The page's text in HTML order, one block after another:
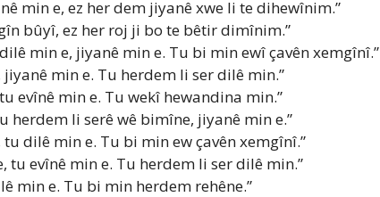
min e, ez her dem jiyanê xwe li te dihewînim.”
bûyî, ez her roj ji bo te bêtir dimînim.”
min e, jiyanê min e. Tu bi min ewî çavên xemgînî.”
jiyanê min e. Tu herdem li ser dilê min.”
evînê min e. Tu wekî hewandina min.”
herdem li serê wê bimîne, jiyanê min e.”
tu dilê min e. Tu bi min ew çavên xemgînî.”
tu evînê min e. Tu herdem li ser dilê min.”
min e. Tu bi min herdem rehêne.”